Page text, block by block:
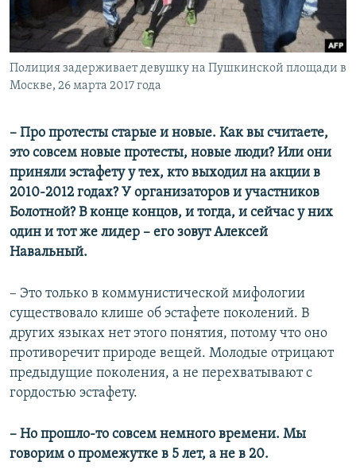
Полиция задерживает девушку на Пушкинской площади в
Москве, 26 марта 2017 года
– Про протесты старые и новые. Как вы считаете,
это совсем новые протесты, новые люди? Или они
приняли эстафету у тех, кто выходил на акции в
2010-2012 годах? У организаторов и участников
Болотной? В конце концов, и тогда, и сейчас у них
один и тот же лидер – его зовут Алексей
Навальный.
– Это только в коммунистической мифологии
существовало клише об эстафете поколений. В
других языках нет этого понятия, потому что оно
противоречит природе вещей. Молодые отрицают
предыдущие поколения, а не перехватывают с
гордостью эстафету.
– Но прошло-то совсем немного времени. Мы
говорим о промежутке в 5 лет, а не в 20.